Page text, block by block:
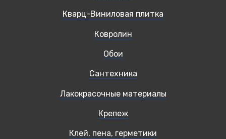
Кварц-Виниловая плитка
Ковролин
Обои
Сантехника
Лакокрасочные материалы
Крепеж
Клей, пена, герметики